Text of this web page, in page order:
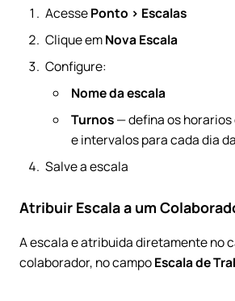
AcessePonto > Escalas
Clique emNova Escala
Configure:
Nome da escala
Turnos— defina os
e intervalos para cada dia
Salve a escala
Atribuir Escala a um
A escala e atribuida diretamente no
colaborador, no campoEscala de